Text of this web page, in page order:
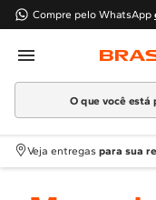
Compre pelo WhatsApp
O que você está
Termos mais
1º Geladeira
2
Veja entregas para sua